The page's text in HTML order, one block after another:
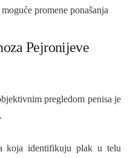
promene ponašanja
Pejronijeve
pregledom penisa je
koja identifikuju plak u telu